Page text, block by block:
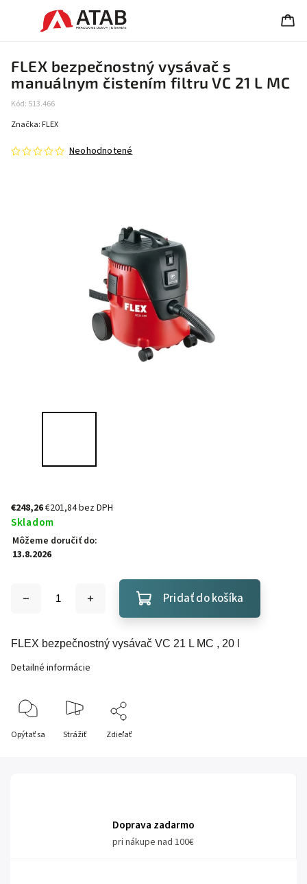
FLEX bezpečnostný vysávač s
manuálnym čistením filtru VC 21 L MC
Kód: 513.466
Neohodnotené
Značka: FLEX
€248,26€201,84 bez DPH
Skladom
Môžeme doručiť do:
13.8.2026
Pridať do košíka
FLEX bezpečnostný vysávač VC 21 L MC , 20 l
Detailné informácie
Opýtať sa Strážiť Zdieľať
Doprava zadarmo
pri nákupe nad 100€